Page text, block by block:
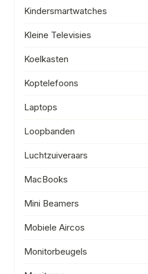
Kindersmartwatches
Kleine Televisies
Koelkasten
Koptelefoons
Laptops
Loopbanden
Luchtzuiveraars
MacBooks
Mini Beamers
Mobiele Aircos
Monitorbeugels